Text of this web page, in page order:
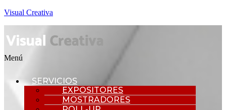
Visual Creativa
Menú
SERVICIOS
EXPOSITORES
MOSTRADORES